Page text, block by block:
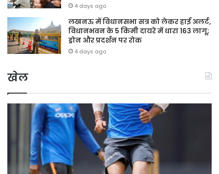
4 days ago
लखनऊ में विधानसभा सत्र को लेकर हाई अलर्ट,
विधानभवन के 5 किमी दायरे में धारा 163 लागू;
ड्रोन और प्रदर्शन पर रोक
4 days ago
खेल